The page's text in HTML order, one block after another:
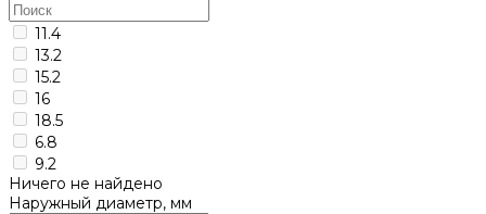
11.4
13.2
15.2
16
18.5
6.8
9.2
Ничего не найдено
Наружный диаметр, мм